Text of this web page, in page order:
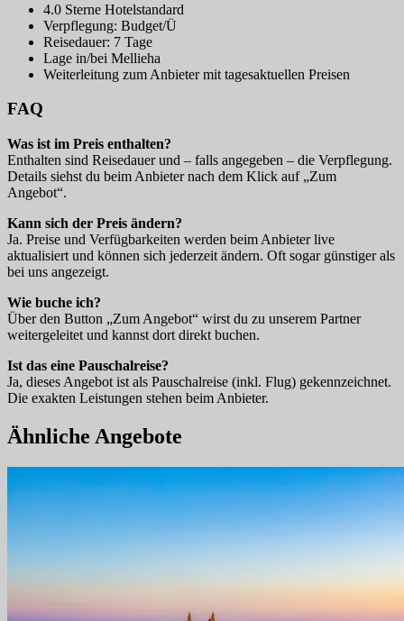
4.0 Sterne Hotelstandard
Verpflegung: Budget/Ü
Reisedauer: 7 Tage
Lage in/bei Mellieha
Weiterleitung zum Anbieter mit tagesaktuellen Preisen
FAQ
Was ist im Preis enthalten?
Enthalten sind Reisedauer und – falls angegeben – die Verpflegung.
Details siehst du beim Anbieter nach dem Klick auf „Zum
Angebot“.
Kann sich der Preis ändern?
Ja. Preise und Verfügbarkeiten werden beim Anbieter live
aktualisiert und können sich jederzeit ändern. Oft sogar günstiger als
bei uns angezeigt.
Wie buche ich?
Über den Button „Zum Angebot“ wirst du zu unserem Partner
weitergeleitet und kannst dort direkt buchen.
Ist das eine Pauschalreise?
Ja, dieses Angebot ist als Pauschalreise (inkl. Flug) gekennzeichnet.
Die exakten Leistungen stehen beim Anbieter.
Ähnliche Angebote